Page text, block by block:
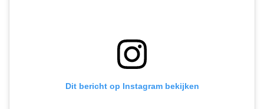
Dit bericht op Instagram bekijken